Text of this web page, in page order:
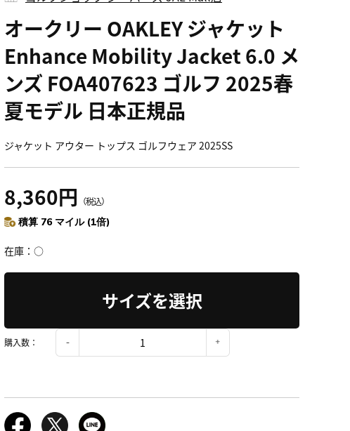
オークリー OAKLEY ジャケット
Enhance Mobility Jacket 6.0 メ
ンズ FOA407623 ゴルフ 2025春
夏モデル 日本正規品
ジャケット アウター トップス ゴルフウェア 2025SS
8,360円 （税込）
積算 76 マイル (1倍)
在庫 ○
サイズを選択
購入数：